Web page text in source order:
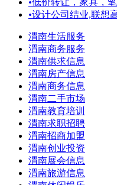
•低价转让，家具，
•设计公司结业,联想
渭南生活服务
渭南商务服务
渭南供求信息
渭南房产信息
渭南商务信息
渭南二手市场
渭南教育培训
渭南求职招聘
渭南招商加盟
渭南创业投资
渭南展会信息
渭南旅游信息